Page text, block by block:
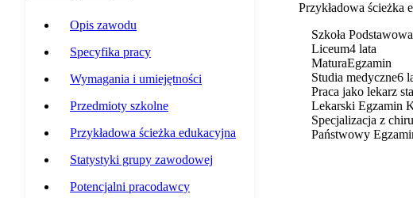
Opis zawodu
Specyfika pracy
Wymagania i umiejętności
Przedmioty szkolne
Przykładowa ścieżka edukacyjna
Statystyki grupy zawodowej
Potencjalni pracodawcy
Przykładowa ścieżka
Szkoła Podstawowa
Liceum4 lata
MaturaEgzamin
Studia medyczne6
Praca jako lekarz
Lekarski Egzamin
Specjalizacja z
Państwowy